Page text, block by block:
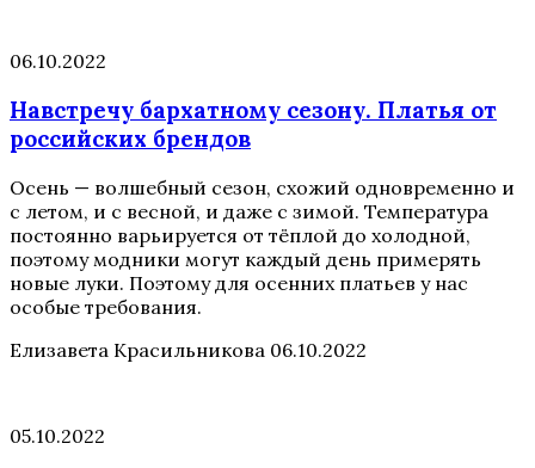
06.10.2022
Навстречу бархатному сезону. Платья от
российских брендов
Осень — волшебный сезон, схожий одновременно и
с летом, и с весной, и даже с зимой. Температура
постоянно варьируется от тёплой до холодной,
поэтому модники могут каждый день примерять
новые луки. Поэтому для осенних платьев у нас
особые требования.
Елизавета Красильникова 06.10.2022
05.10.2022